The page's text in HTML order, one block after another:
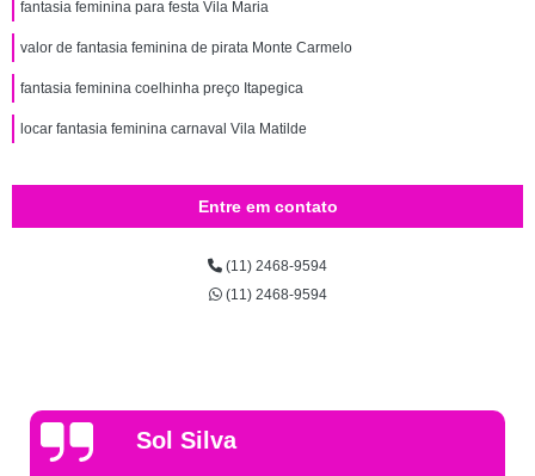
fantasia feminina para festa Vila Maria
valor de fantasia feminina de pirata Monte Carmelo
fantasia feminina coelhinha preço Itapegica
locar fantasia feminina carnaval Vila Matilde
Entre em contato
(11) 2468-9594
(11) 2468-9594
Gsutavo Pinto